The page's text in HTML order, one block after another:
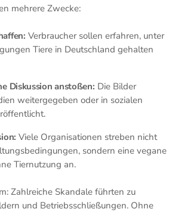
mehrere Zwecke:
Verbraucher sollen erfahren, unter
Tiere in Deutschland gehalten
Diskussion anstoßen: Die Bilder
weitergegeben oder in sozialen
Viele Organisationen streben nicht
sondern eine vegane
Tiernutzung an.
Zahlreiche Skandale führten zu
und Betriebsschließungen. Ohne